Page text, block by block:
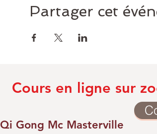
Partager cet
Cours en ligne sur
Qi Gong Mc Masterville